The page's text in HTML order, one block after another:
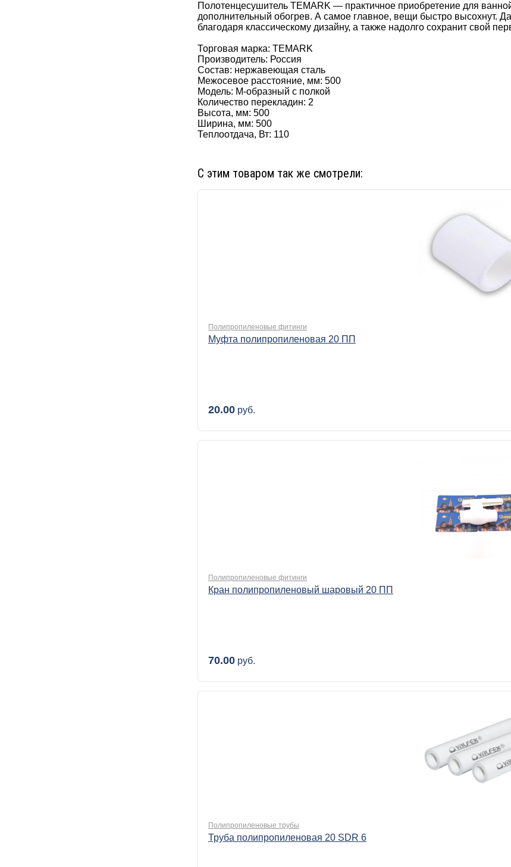
Полотенцесушитель TEMARK — практичное приобретение для
дополнительный обогрев. А самое главное, вещи быстро высохнут.
благодаря классическому дизайну, а также надолго сохранит свой
Торговая марка: TEMARK
Производитель: Россия
Состав: нержавеющая сталь
Межосевое расстояние, мм: 500
Модель: М-образный с полкой
Количество перекладин: 2
Высота, мм: 500
Ширина, мм: 500
Теплоотдача, Вт: 110
С этим товаром так же смотрели:
Полипропиленовые фитинги
Муфта полипропиленовая 20 ПП
20.00 руб.
Полипропиленовые фитинги
Кран полипропиленовый шаровый 20 ПП
70.00 руб.
Полипропиленовые трубы
Труба полипропиленовая 20 SDR 6